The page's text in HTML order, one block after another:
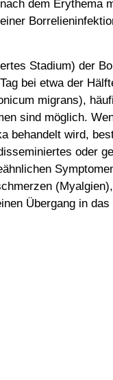
dem Erythema
Stadium) der
bei etwa der
migrans),
sind möglich.
behandelt wird,
oder
Übergang in